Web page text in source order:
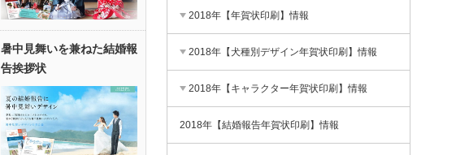
暑中見舞いを兼ねた結婚報
告挨拶状
2018年【年賀状印刷】情報
2018年【犬種別デザイン年賀状印刷】情報
2018年【キャラクター年賀状印刷】情報
2018年【結婚報告年賀状印刷】情報